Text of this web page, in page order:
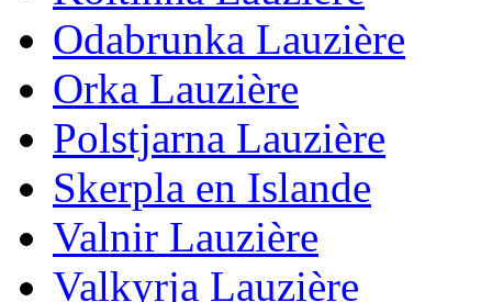
Odabrunka Lauzière
Orka Lauzière
Polstjarna Lauzière
Skerpla en Islande
Valnir Lauzière
Valkyrja Lauzière